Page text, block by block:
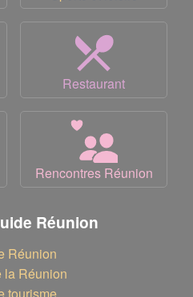
Restaurant
Rencontres Réunion
Réunion
Réunion
la Réunion